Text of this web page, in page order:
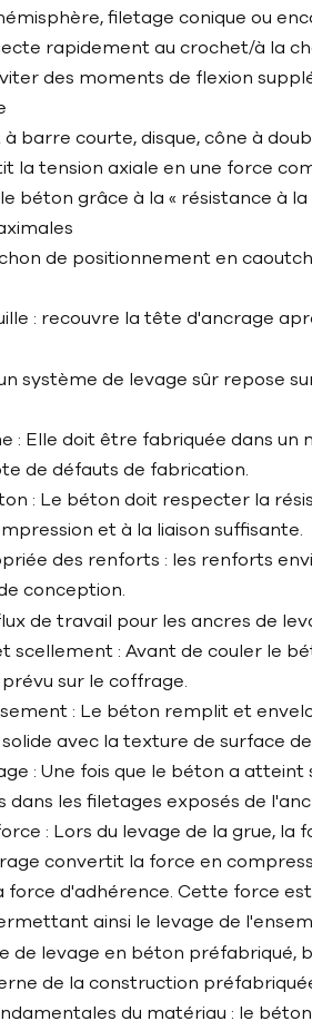
filetage conique ou
rapidement au crochet/à la
des moments de flexion
barre courte, disque, cône à
la tension axiale en une force
béton grâce à la « résistance à
de positionnement en
: recouvre la tête d'ancrage
système de levage sûr repose
: Elle doit être fabriquée dans
de défauts de fabrication.
: Le béton doit respecter la
et à la liaison suffisante.
des renforts : les renforts
conception.
de travail pour les ancres de
scellement : Avant de couler le
sur le coffrage.
: Le béton remplit et
avec la texture de surface
: Une fois que le béton a
dans les filetages exposés de
: Lors du levage de la grue,
convertit la force en
force d'adhérence. Cette force
ainsi le levage de
de levage en béton préfabriqué,
de la construction
du matériau : le